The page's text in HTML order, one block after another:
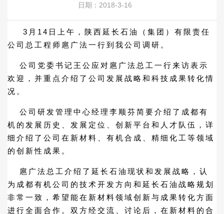
日期：2018-3-16
3月14日上午，陕西延长石油（集团）有限责任
公司总工程师扈广法一行到我公司调研。
公司党委书记王公应对扈广法总工一行来访表示
欢迎，并重点介绍了公司发展战略和科技成果转化情
况。
公司研发管理中心经理李顺芬简要介绍了成都有
机的发展历史、发展定位、创新平台和人才队伍，详
细介绍了公司在新材料、有机合成、精细化工等领域
的创新性成果。
扈广法总工介绍了延长石油现状和发展战略，认
为成都有机公司的技术开发方向和延长石油战略规划
非常一致，希望能在新材料领域创新与成果转化方面
进行全面合作。双方经交流、讨论后，在新材料的合